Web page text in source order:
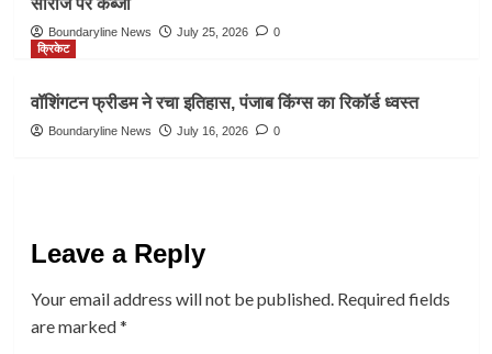
सीरीज पर कब्जा
Boundaryline News July 25, 2026
0
क्रिकेट
वॉशिंगटन फ्रीडम ने रचा इतिहास, पंजाब किंग्स का रिकॉर्ड ध्वस्त
Boundaryline News July 16, 2026 0
Leave a Reply
Your email address will not be published. Required fields
are marked*